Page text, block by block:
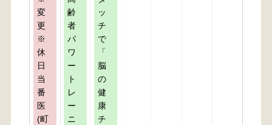
変
更
※
休
日
当
番
医
(町
齢
者
パ
ワ
ー
ト
レ
ー
ニ
ッ
チ
で
「
脳
の
健
康
チ